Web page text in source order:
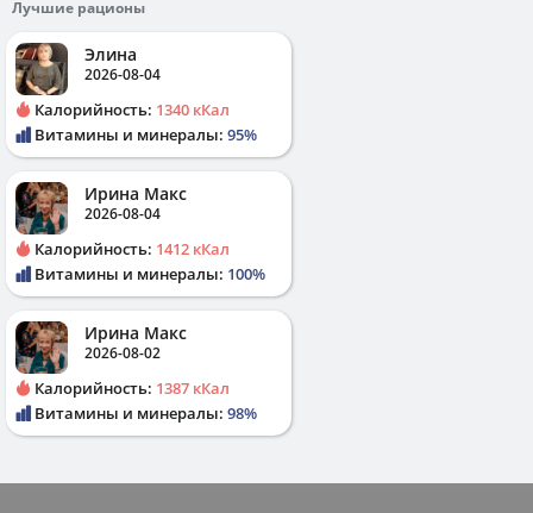
Лучшие рационы
Элина
2026-08-04
Калорийность: 1340 кКал
Витамины и минералы: 95%
Ирина Макс
2026-08-04
Калорийность: 1412 кКал
Витамины и минералы: 100%
Ирина Макс
2026-08-02
Калорийность: 1387 кКал
Витамины и минералы: 98%